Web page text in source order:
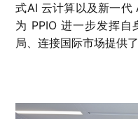
式AI 云计算以及新一代
为 PPIO 进一步发挥
局、连接国际市场提供